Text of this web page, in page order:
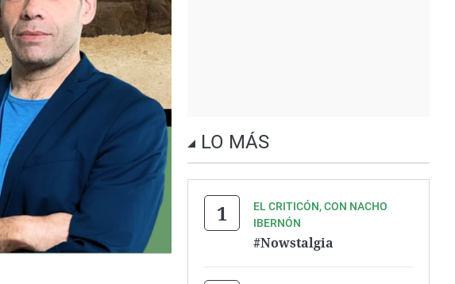
LO MÁS
EL CRITICÓN, CON NACHO
IBERNÓN
#Nowstalgia